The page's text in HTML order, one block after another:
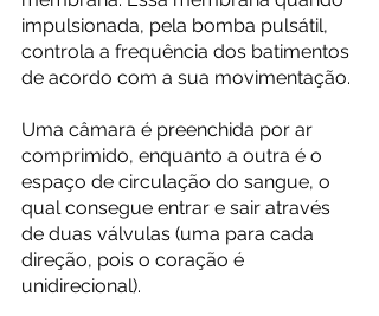
impulsionada, pela bomba pulsátil,
controla a frequência dos batimentos
de acordo com a sua movimentação.
Uma câmara é preenchida por ar
comprimido, enquanto a outra é o
espaço de circulação do sangue, o
qual consegue entrar e sair através
de duas válvulas (uma para cada
direção, pois o coração é
unidirecional).